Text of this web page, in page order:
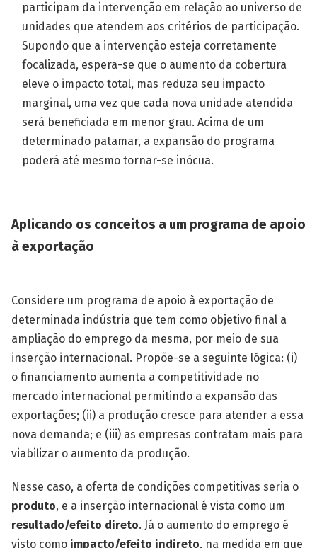
participam da intervenção em relação ao universo de
unidades que atendem aos critérios de participação.
Supondo que a intervenção esteja corretamente
focalizada, espera-se que o aumento da cobertura
eleve o impacto total, mas reduza seu impacto
marginal, uma vez que cada nova unidade atendida
será beneficiada em menor grau. Acima de um
determinado patamar, a expansão do programa
poderá até mesmo tornar-se inócua.
Aplicando os conceitos a um programa de apoio
à exportação
Considere um programa de apoio à exportação de
determinada indústria que tem como objetivo final a
ampliação do emprego da mesma, por meio de sua
inserção internacional. Propõe-se a seguinte lógica: (i)
o financiamento aumenta a competitividade no
mercado internacional permitindo a expansão das
exportações; (ii) a produção cresce para atender a essa
nova demanda; e (iii) as empresas contratam mais para
viabilizar o aumento da produção.
Nesse caso, a oferta de condições competitivas seria o
produto, e a inserção internacional é vista como um
resultado/efeito direto. Já o aumento do emprego é
visto como impacto/efeito indireto, na medida em que